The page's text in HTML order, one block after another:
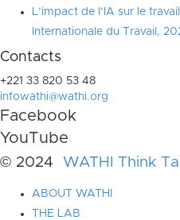
L’impact de l’IA sur le
Internationale du Travail,
Contacts
+221 33 820 53 48
infowathi@wathi.org
Facebook
YouTube
© 2024 WATHI Think
ABOUT WATHI
THE LAB